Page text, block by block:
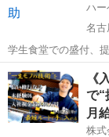
ハー
名古
学生食堂での盛付、
大量に調理するため
願いします。 小さな
食事で「ありがとう
愛知 名古屋市
《
で“
月